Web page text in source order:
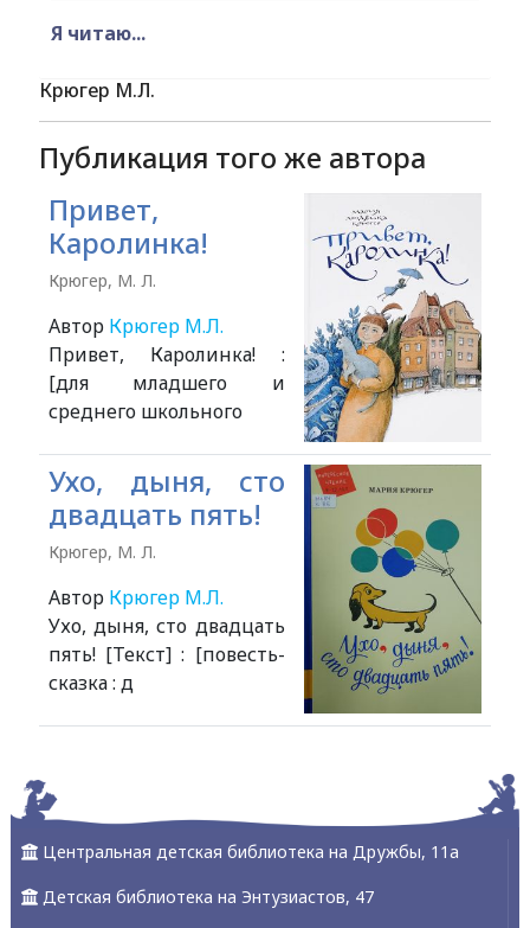
Я читаю...
Крюгер М.Л.
Публикация того же автора
Привет,
Каролинка!
Крюгер, М. Л.
Автор Крюгер М.Л.
Привет, Каролинка! :
[для младшего и
среднего школьного
Ухо, дыня, сто
двадцать пять!
Крюгер, М. Л.
Автор Крюгер М.Л.
Ухо, дыня, сто двадцать
пять! [Текст] : [повесть-
сказка : д
Центральная детская библиотека на Дружбы, 11а
Детская библиотека на Энтузиастов, 47